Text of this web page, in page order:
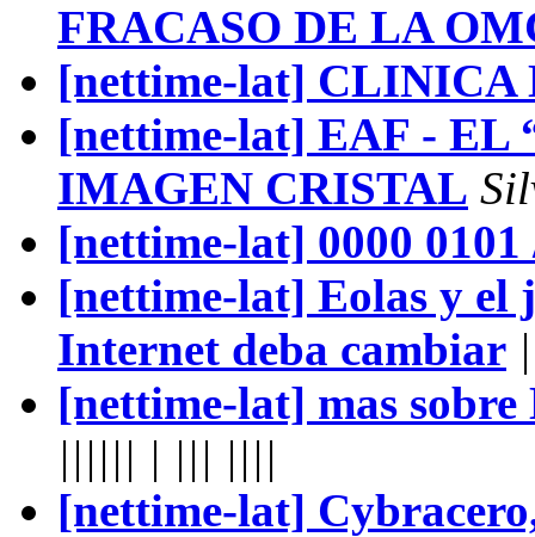
FRACASO DE LA
[nettime-lat] CLINICA
[nettime-lat] EAF - EL
IMAGEN CRISTAL
[nettime-lat] 0000 0101
[nettime-lat] Eolas y el
Internet deba cambiar
[nettime-lat] mas
|||||| | ||| ||||
[nettime-lat]